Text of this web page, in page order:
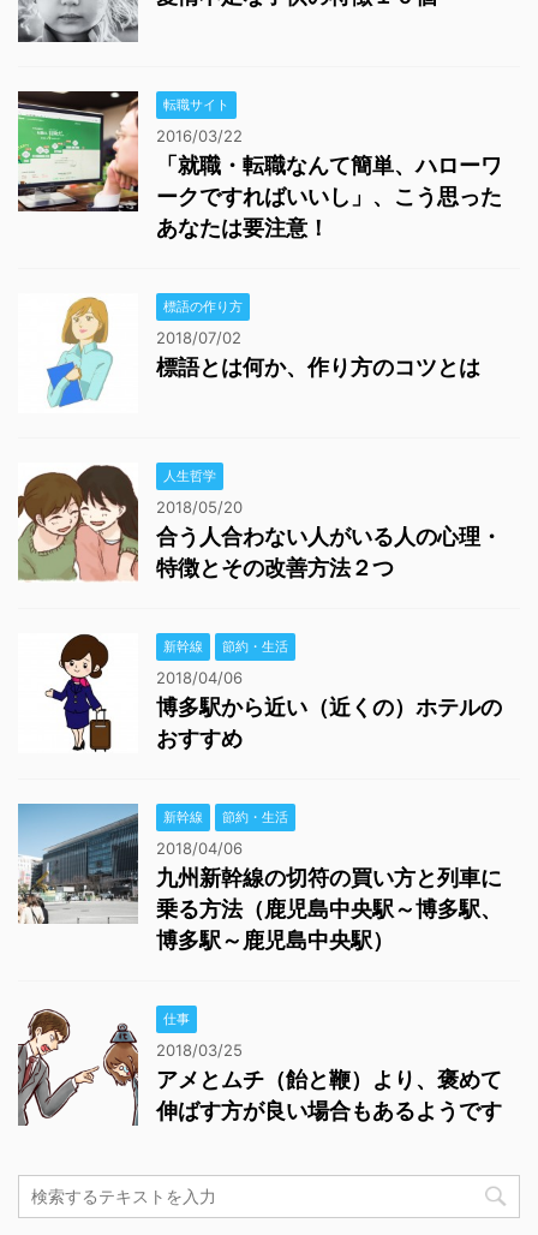
転職サイト
2016/03/22
「就職・転職なんて簡単、ハローワ
ークですればいいし」、こう思った
あなたは要注意！
標語の作り方
2018/07/02
標語とは何か、作り方のコツとは
人生哲学
2018/05/20
合う人合わない人がいる人の心理・
特徴とその改善方法２つ
新幹線 節約・生活
2018/04/06
博多駅から近い（近くの）ホテルの
おすすめ
新幹線 節約・生活
2018/04/06
九州新幹線の切符の買い方と列車に
乗る方法（鹿児島中央駅～博多駅、
博多駅～鹿児島中央駅）
仕事
2018/03/25
アメとムチ（飴と鞭）より、褒めて
伸ばす方が良い場合もあるようです